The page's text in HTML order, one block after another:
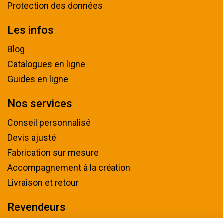
Protection des données
Les infos
Blog
Catalogues en ligne
Guides en ligne
Nos services
Conseil personnalisé
Devis ajusté
Fabrication sur mesure
Accompagnement à la création
Livraison et retour
Revendeurs